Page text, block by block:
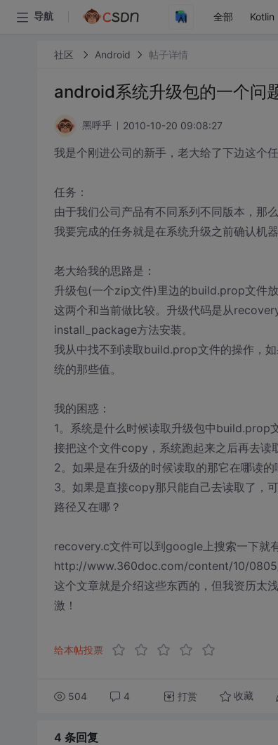
导航 全部 Kotlin
社区 Android 帖子详情
android系统升级包的一个问
黑呼乎 2010-10-20 09:08:27
我是个刚进公司的新手，老大给了下边这个
任务：
由于我们公司产品有不同系列不同版本，那
我要完成的任务就是在系统升级之前确认机
老大给我的思路是：
升级包(一个zip文件)里边的build.prop文件
这两个和当前做比较。升级代码是从
install_package方法安装。
我从中找不到读取build.prop文件的操作，
统的那些值。
我的困惑：
1。系统是什么时候读取升级包中build.prop
接把这个文件copy，系统跑起来之后再去读
2。如果是在升级的时候读取的那它在哪读
3。如果是直接copy那只能自己去读取了，
路径又在哪？
recovery.c文件可以到google上搜索一下
http://www.360doc.com/content/10/
这个文章就是介绍这些东西的，但我资历太
激！
给本帖投票
504 4 打赏 收藏
4 条回复